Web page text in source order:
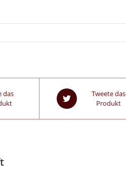
das
Tweete das
Produkt